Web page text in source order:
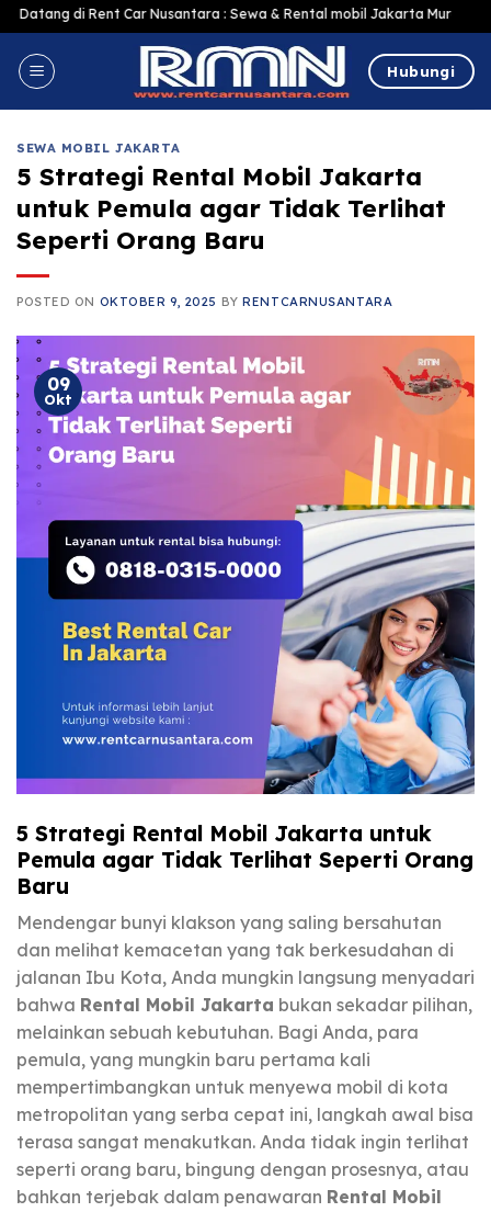
Skip
to
content
Rent Car Nusantara : Sewa & Rental mobil Jakarta Murah Harga
Hubungi
SEWA MOBIL JAKARTA
5 Strategi Rental Mobil Jakarta
untuk Pemula agar Tidak Terlihat
Seperti Orang Baru
POSTED ON OKTOBER 9, 2025 BYRENTCARNUSANTARA
09
Okt
5 Strategi Rental Mobil Jakarta untuk
Pemula agar Tidak Terlihat Seperti Orang
Baru
Mendengar bunyi klakson yang saling bersahutan
dan melihat kemacetan yang tak berkesudahan di
jalanan Ibu Kota, Anda mungkin langsung menyadari
bahwa Rental Mobil Jakarta bukan sekadar pilihan,
melainkan sebuah kebutuhan. Bagi Anda, para
pemula, yang mungkin baru pertama kali
mempertimbangkan untuk menyewa mobil di kota
metropolitan yang serba cepat ini, langkah awal bisa
terasa sangat menakutkan. Anda tidak ingin terlihat
seperti orang baru, bingung dengan prosesnya, atau
bahkan terjebak dalam penawaran Rental Mobil